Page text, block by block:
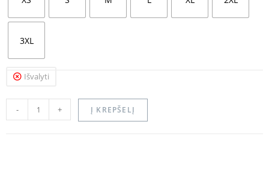
3XL
Išvalyti
- + Į KREPŠELĮ